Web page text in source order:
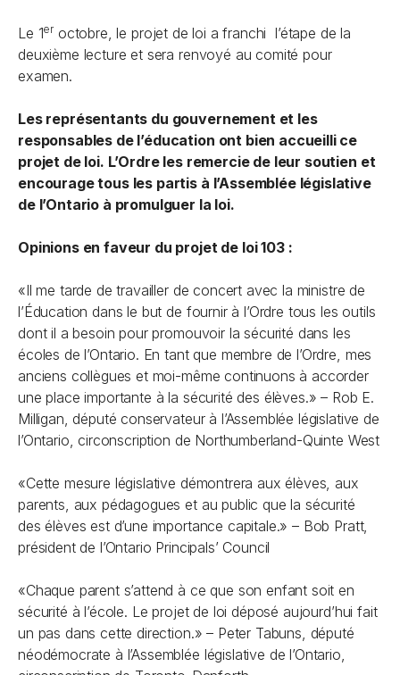
Le 1er octobre, le projet de loi a franchi l’étape de la
deuxième lecture et sera renvoyé au comité pour
examen.
Les représentants du gouvernement et les
responsables de l’éducation ont bien accueilli ce
projet de loi. L’Ordre les remercie de leur soutien et
encourage tous les partis à l’Assemblée législative
de l’Ontario à promulguer la loi.
Opinions en faveur du projet de loi 103 :
«Il me tarde de travailler de concert avec la ministre de
l’Éducation dans le but de fournir à l’Ordre tous les outils
dont il a besoin pour promouvoir la sécurité dans les
écoles de l’Ontario. En tant que membre de l’Ordre, mes
anciens collègues et moi-même continuons à accorder
une place importante à la sécurité des élèves.»– Rob E.
Milligan, député conservateur à l’Assemblée législative de
l’Ontario, circonscription de Northumberland-Quinte West
«Cette mesure législative démontrera aux élèves, aux
parents, aux pédagogues et au public que la sécurité
des élèves est d’une importance capitale.»– Bob Pratt,
président de l’Ontario Principals’ Council
«Chaque parent s’attend à ce que son enfant soit en
sécurité à l’école. Le projet de loi déposé aujourd’hui fait
un pas dans cette direction.»– Peter Tabuns, député
néodémocrate à l’Assemblée législative de l’Ontario,